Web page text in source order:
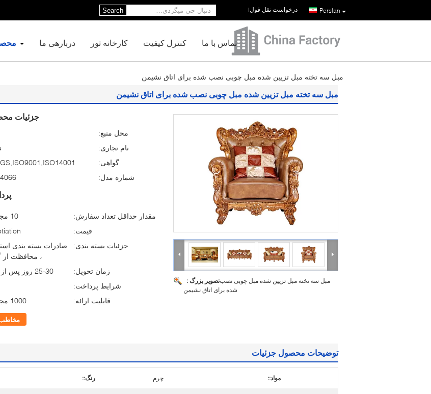
Persian درخواست نقل قول|
Search
دربارهی ما کارخانه تور کنترل کیفیت تماس با ما
مبل سه تخته مبل تزیین شده مبل چوبی نصب شده برای اتاق نشیمن
مبل سه تخته مبل تزیین شده مبل چوبی نصب شده برای اتاق نشیمن
تصویر بزرگ :مبل سه تخته مبل تزیین شده مبل چوبی نصب
شده برای اتاق نشیمن
جزئیات
محل منبع:
نام تجاری:
گواهی:
شماره مدل:
مقدار حداقل تعداد سفارش:
10 مجموعه
قیمت:
جزئیات بسته بندی:
صادرات بسته بندی
، محافظت از
زمان تحویل:
25-30 روز پس از واریز
شرایط پرداخت:
قابلیت ارائه:
1000 مجموعه
توضیحات محصول جزئیات
مواد:: چرم رنگ::